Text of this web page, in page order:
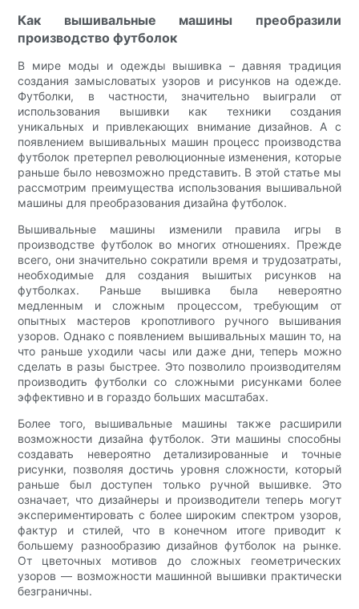
Как вышивальные машины преобразили
производство футболок
В мире моды и одежды вышивка – давняя традиция
создания замысловатых узоров и рисунков на одежде.
Футболки, в частности, значительно выиграли от
использования вышивки как техники создания
уникальных и привлекающих внимание дизайнов. А с
появлением вышивальных машин процесс производства
футболок претерпел революционные изменения, которые
раньше было невозможно представить. В этой статье мы
рассмотрим преимущества использования вышивальной
машины для преобразования дизайна футболок.
Вышивальные машины изменили правила игры в
производстве футболок во многих отношениях. Прежде
всего, они значительно сократили время и трудозатраты,
необходимые для создания вышитых рисунков на
футболках. Раньше вышивка была невероятно
медленным и сложным процессом, требующим от
опытных мастеров кропотливого ручного вышивания
узоров. Однако с появлением вышивальных машин то, на
что раньше уходили часы или даже дни, теперь можно
сделать в разы быстрее. Это позволило производителям
производить футболки со сложными рисунками более
эффективно и в гораздо больших масштабах.
Более того, вышивальные машины также расширили
возможности дизайна футболок. Эти машины способны
создавать невероятно детализированные и точные
рисунки, позволяя достичь уровня сложности, который
раньше был доступен только ручной вышивке. Это
означает, что дизайнеры и производители теперь могут
экспериментировать с более широким спектром узоров,
фактур и стилей, что в конечном итоге приводит к
большему разнообразию дизайнов футболок на рынке.
От цветочных мотивов до сложных геометрических
узоров — возможности машинной вышивки практически
безграничны.